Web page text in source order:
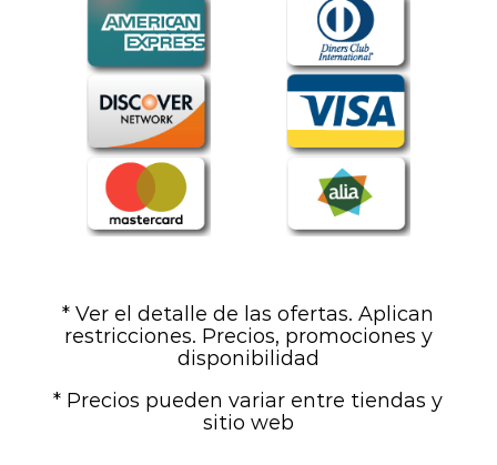
* Ver el detalle de las ofertas. Aplican
restricciones. Precios, promociones y
disponibilidad
* Precios pueden variar entre tiendas y
sitio web